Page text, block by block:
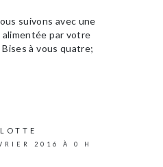
suivons avec une
alimentée par votre
à vous quatre;
2016 À 0 H